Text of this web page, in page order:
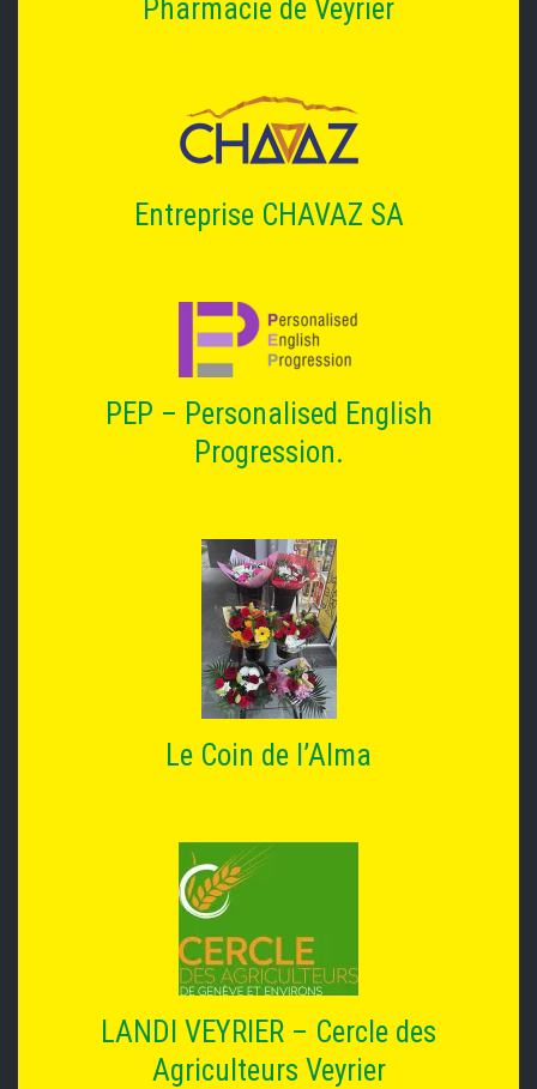
Pharmacie de Veyrier
Entreprise CHAVAZ SA
PEP – Personalised English
Progression.
Le Coin de l’Alma
LANDI VEYRIER – Cercle des
Agriculteurs Veyrier